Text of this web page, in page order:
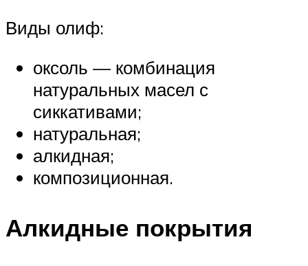
Виды олиф:
оксоль — комбинация
натуральных масел с
сиккативами;
натуральная;
алкидная;
композиционная.
Алкидные покрытия